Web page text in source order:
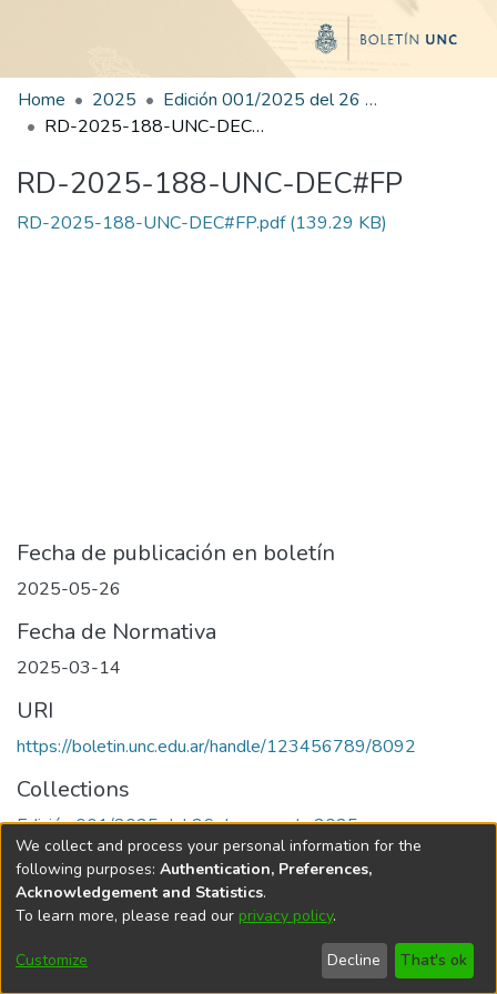
Home 2025
Edición 001/2025 del 26 de mayo de 2025
RD-2025-188-UNC-DEC#FP
RD-2025-188-UNC-DEC#FP
RD-2025-188-UNC-DEC#FP.pdf(139.29 KB)
Fecha de publicación en boletín
2025-05-26
Fecha de Normativa
2025-03-14
URI
https://boletin.unc.edu.ar/handle/123456789/8092
Collections
Edición 001/2025 del 26 de mayo de 2025
Universidad Nacional de Córdoba
We collect and process your personal information for the
following purposes: Authentication, Preferences,
Acknowledgement and Statistics.
To learn more, please read our privacy policy.
Customize Decline That's ok